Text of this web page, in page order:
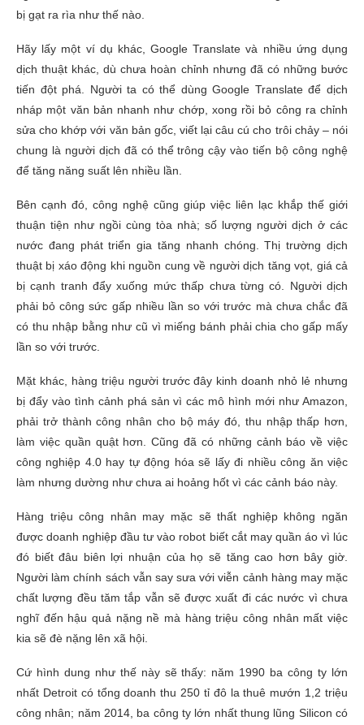
bị gạt ra rìa như thế nào.
Hãy lấy một ví dụ khác, Google Translate và nhiều ứng dụng
dịch thuật khác, dù chưa hoàn chỉnh nhưng đã có những bước
tiến đột phá. Người ta có thể dùng Google Translate để dịch
nháp một văn bản nhanh như chớp, xong rồi bỏ công ra chỉnh
sửa cho khớp với văn bản gốc, viết lại câu cú cho trôi chảy – nói
chung là người dịch đã có thể trông cậy vào tiến bộ công nghệ
để tăng năng suất lên nhiều lần.
Bên cạnh đó, công nghệ cũng giúp việc liên lạc khắp thế giới
thuận tiện như ngồi cùng tòa nhà; số lượng người dịch ở các
nước đang phát triển gia tăng nhanh chóng. Thị trường dịch
thuật bị xáo động khi nguồn cung về người dịch tăng vọt, giá cả
bị cạnh tranh đẩy xuống mức thấp chưa từng có. Người dịch
phải bỏ công sức gấp nhiều lần so với trước mà chưa chắc đã
có thu nhập bằng như cũ vì miếng bánh phải chia cho gấp mấy
lần so với trước.
Mặt khác, hàng triệu người trước đây kinh doanh nhỏ lẻ nhưng
bị đẩy vào tình cảnh phá sản vì các mô hình mới như Amazon,
phải trở thành công nhân cho bộ máy đó, thu nhập thấp hơn,
làm việc quần quật hơn. Cũng đã có những cảnh báo về việc
công nghiệp 4.0 hay tự động hóa sẽ lấy đi nhiều công ăn việc
làm nhưng dường như chưa ai hoảng hốt vì các cảnh báo này.
Hàng triệu công nhân may mặc sẽ thất nghiệp không ngăn
được doanh nghiệp đầu tư vào robot biết cắt may quần áo vì lúc
đó biết đâu biên lợi nhuận của họ sẽ tăng cao hơn bây giờ.
Người làm chính sách vẫn say sưa với viễn cảnh hàng may mặc
chất lượng đều tăm tắp vẫn sẽ được xuất đi các nước vì chưa
nghĩ đến hậu quả nặng nề mà hàng triệu công nhân mất việc
kia sẽ đè nặng lên xã hội.
Cứ hình dung như thế này sẽ thấy: năm 1990 ba công ty lớn
nhất Detroit có tổng doanh thu 250 tỉ đô la thuê mướn 1,2 triệu
công nhân; năm 2014, ba công ty lớn nhất thung lũng Silicon có